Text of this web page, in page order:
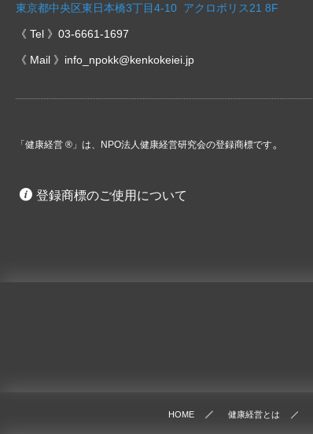
東京都中央区東日本橋3丁目4-10 アクロポリス21 8F
《 Tel 》03-6661-1697
《 Mail 》info_npokk@kenkokeiei.jp
「健康経営 ®」は、NPO法人健康経営研究会の登録商標です。
登録商標のご使用について
HOME 健康経営とは